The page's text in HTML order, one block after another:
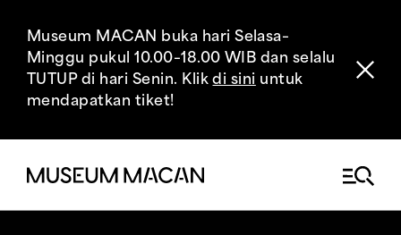
Museum MACAN buka hari Selasa–
Minggu pukul 10.00–18.00 WIB dan selalu
TUTUP di hari Senin. Klikdi sini untuk
mendapatkan tiket!